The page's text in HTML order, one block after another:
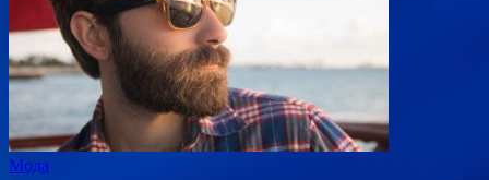
Мода